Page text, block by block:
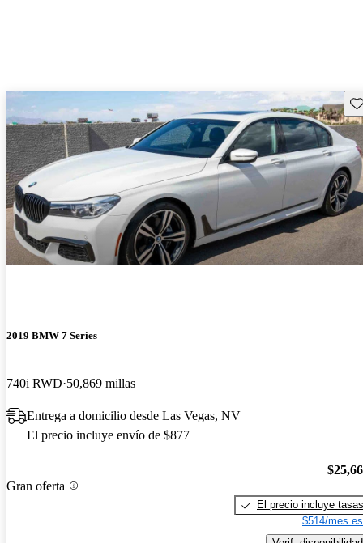
2019 BMW 7 Series
740i RWD 50,869 millas
Entrega a domicilio desde Las Vegas, NV
El precio incluye envío de $877
Gran oferta
El precio incluye tasas
$514/mes